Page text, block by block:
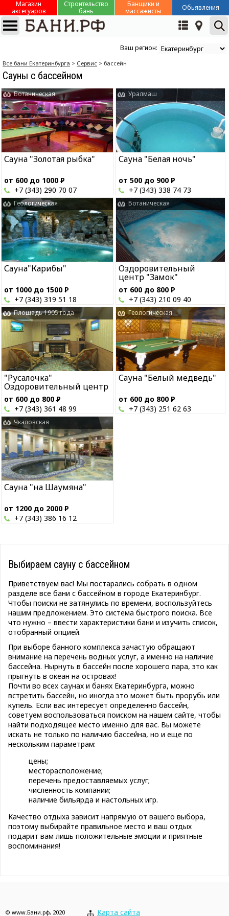
Магазин
аксесуаров
Строительство
бань
Банщики и
массажисты
Обьявления
Ваш регион:
Все бани Екатеринбурга > Сервис > бассейн
Сауны с бассейном
Сауна "Золотая рыбка"
от 600 до 1000 Р
Ботаническая
+7 (343) 290 70 07
Сауна "Белая ночь"
от 500 до 900 Р
Уралмаш
+7 (343) 338 74 73
Сауна"Карибы"
от 1000 до 1500 Р
Геологическая
+7 (343) 319 51 18
Оздоровительный
центр "Замок"
от 600 до 800 Р
Ботаническая
+7 (343) 210 09 40
"Русалочка"
Оздоровительный центр
от 600 до 800 Р
Площадь 1905 года
+7 (343) 361 48 99
Сауна "Белый медведь"
от 600 до 800 Р
Геологическая
+7 (343) 251 62 63
Сауна "на Шаумяна"
от 1200 до 2000 Р
Чкаловская
+7 (343) 386 16 12
Выбираем сауну с бассейном
Приветствуем вас! Мы постарались собрать в одном
разделе все бани с бассейном в городе Екатеринбург.
Чтобы поиски не затянулись по времени, воспользуйтесь
нашим предложением. Это система быстрого поиска. Все
что нужно – ввести характеристики бани и изучить список,
отобранный опцией.
При выборе банного комплекса зачастую обращают
внимание на перечень водных услуг, а именно на наличие
бассейна. Нырнуть в бассейн после хорошего пара, это как
прыгнуть в океан на островах!
Почти во всех саунах и банях Екатеринбурга, можно
встретить бассейн, но иногда это может быть прорубь или
купель. Если вас интересует определенно бассейн,
советуем воспользоваться поиском на нашем сайте, чтобы
найти подходящее место именно для вас. Вы можете
искать не только по наличию бассейна, но и еще по
нескольким параметрам:
цены;
месторасположение;
перечень предоставляемых услуг;
численность компании;
наличие бильярда и настольных игр.
Качество отдыха зависит напрямую от вашего выбора,
поэтому выбирайте правильное место и ваш отдых
подарит вам лишь положительные эмоции и приятные
воспоминания!
© www.Бани.рф, 2020 Карта сайта